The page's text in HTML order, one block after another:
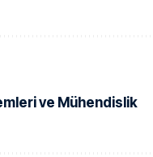
ve Mühendislik